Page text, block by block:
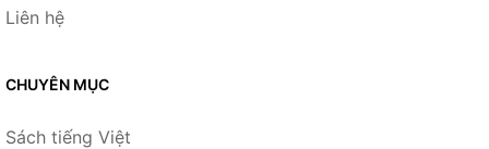
Liên hệ
CHUYÊN MỤC
Sách tiếng Việt